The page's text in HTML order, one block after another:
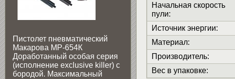
Начальная скорость
пули:
Источник энергии:
Материал:
Производитель:
Вес в упаковке:
Пистолет пневматический
Макарова МР-654К
Доработанный особая серия
(исполнение exclusive killer) с
бородой. Максимальный